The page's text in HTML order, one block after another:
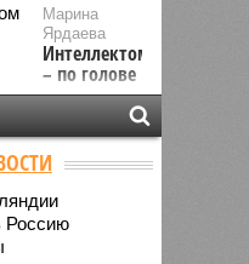
Марина
Ярдаева
Интеллектом
– по голове
Россию